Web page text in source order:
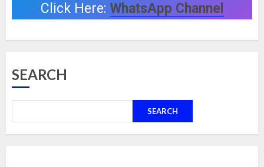
Click Here: WhatsApp Channel
SEARCH
SEARCH